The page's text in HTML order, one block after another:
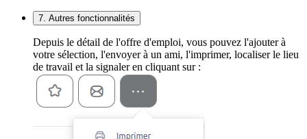
7. Autres fonctionnalités
Depuis le détail de l'offre d'emploi, vous pouvez l'ajouter à
votre sélection, l'envoyer à un ami, l'imprimer, localiser le lieu
de travail et la signaler en cliquant sur :